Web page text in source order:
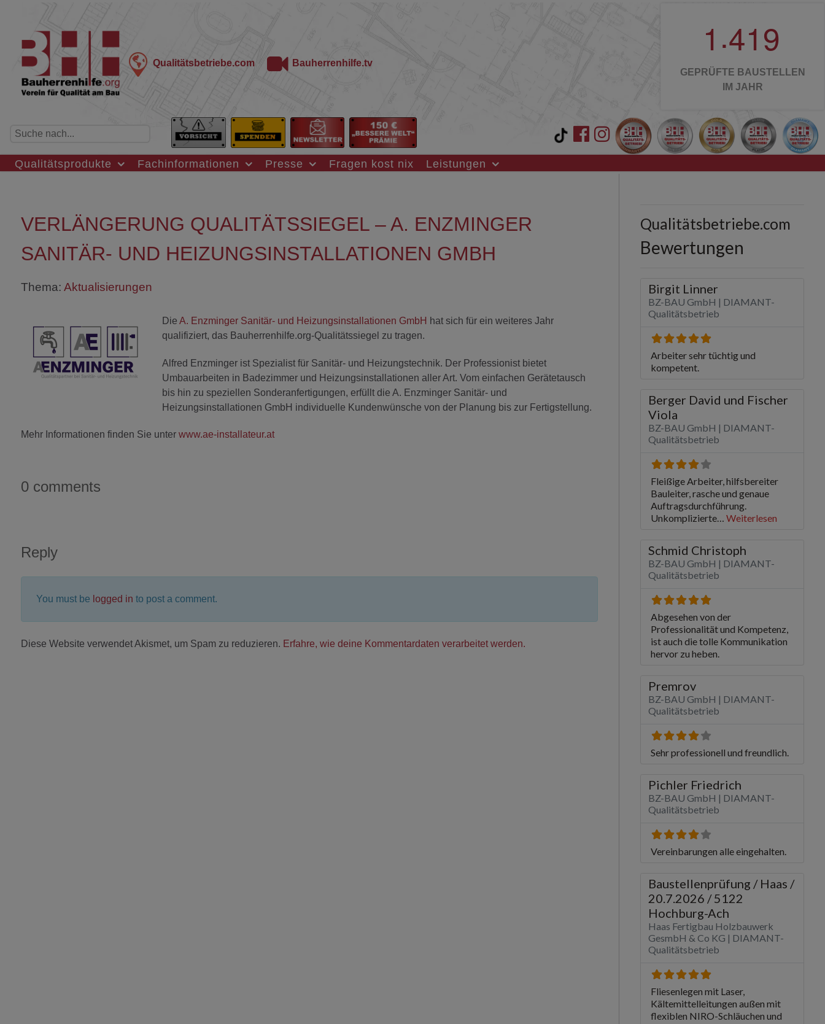
Qualitätsbetriebe.com Bauherrenhilfe.tv
1 .419
GEPRÜFTE BAUSTELLEN
IM JAHR
Qualitätsprodukte Fachinformationen Presse Fragen kost nix Leistungen
VERLÄNGERUNG QUALITÄTSSIEGEL – A. ENZMINGER
SANITÄR- UND HEIZUNGSINSTALLATIONEN GMBH
Thema: Aktualisierungen
Die A. Enzminger Sanitär- und Heizungsinstallationen GmbH hat sich für ein weiteres Jahr
qualifiziert, das Bauherrenhilfe.org-Qualitätssiegel zu tragen.
Alfred Enzminger ist Spezialist für Sanitär- und Heizungstechnik. Der Professionist bietet
Umbauarbeiten in Badezimmer und Heizungsinstallationen aller Art. Vom einfachen Gerätetausch
bis hin zu speziellen Sonderanfertigungen, erfüllt die A. Enzminger Sanitär- und
Heizungsinstallationen GmbH individuelle Kundenwünsche von der Planung bis zur Fertigstellung.
Mehr Informationen finden Sie unter www.ae-installateur.at
0 comments
Reply
You must be logged in to post a comment.
Diese Website verwendet Akismet, um Spam zu reduzieren. Erfahre, wie deine Kommentardaten verarbeitet werden.